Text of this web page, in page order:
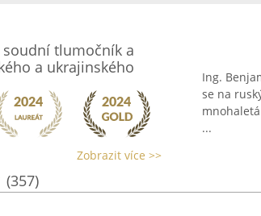
soudní tlumočník a
a ukrajinského
Zobrazit více >>
(357)
Ing.
se na
...